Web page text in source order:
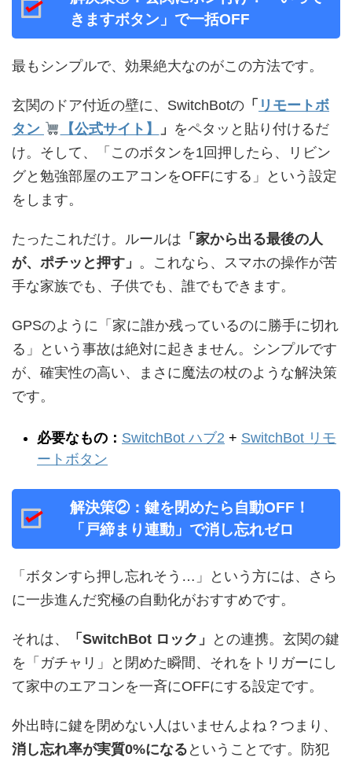
きますボタン」で一括OFF
最もシンプルで、効果絶大なのがこの方法です。
玄関のドア付近の壁に、SwitchBotの 「 リモートボ
タン
【公式サイト】 」 をペタッと貼り付けるだ
け。そして、「このボタンを1回押したら、リビン
グと勉強部屋のエアコンをOFFにする」という設定
をします。
たったこれだけ。ルールは 「家から出る最後の人
が、ポチッと押す」 。これなら、スマホの操作が苦
手な家族でも、子供でも、誰でもできます。
GPSのように「家に誰か残っているのに勝手に切れ
る」という事故は絶対に起きません。シンプルです
が、確実性の高い、まさに魔法の杖のような解決策
です。
必要なもの： SwitchBot ハブ2 + SwitchBot リモ
ートボタン
解決策②：鍵を閉めたら自動OFF！
「戸締まり連動」で消し忘れゼロ
「ボタンすら押し忘れそう…」という方には、さら
に一歩進んだ究極の自動化がおすすめです。
それは、 「SwitchBot ロック」
との連携。玄関の鍵
を「ガチャリ」と閉めた瞬間、それをトリガーにし
て家中のエアコンを一斉にOFFにする設定です。
外出時に鍵を閉めない人はいませんよね？つまり、
消し忘れ率が実質0%になる ということです。防犯